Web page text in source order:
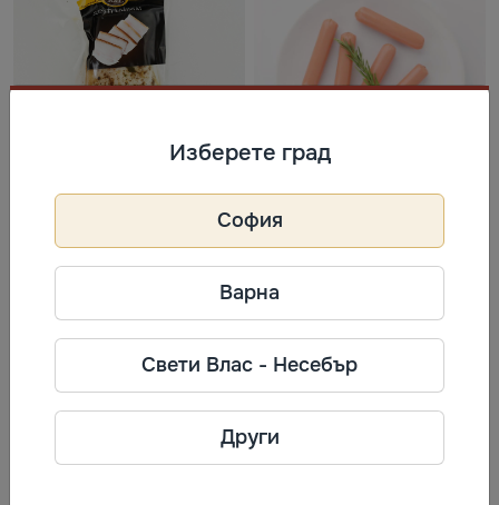
4,13 €
12,79 €/кг
4,35 €
Изберете град
София
Варна
Свети Влас - Несебър
Други